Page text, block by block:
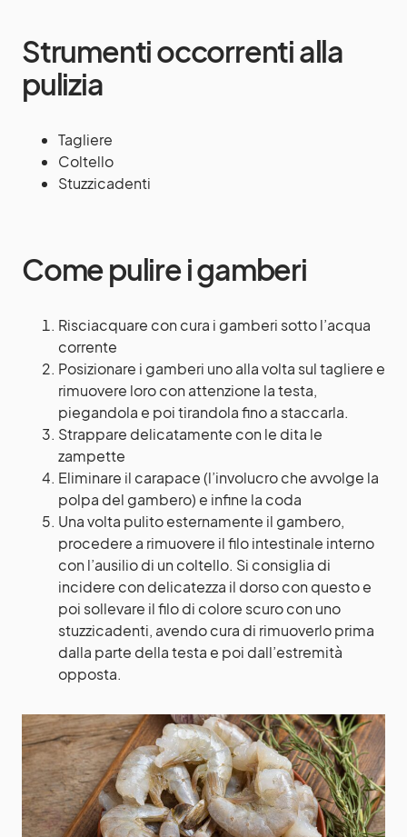
Strumenti occorrenti alla
pulizia
Tagliere
Coltello
Stuzzicadenti
Come pulire i gamberi
Risciacquare con cura i gamberi sotto l’acqua
corrente
Posizionare i gamberi uno alla volta sul tagliere e
rimuovere loro con attenzione la testa,
piegandola e poi tirandola fino a staccarla.
Strappare delicatamente con le dita le
zampette
Eliminare il carapace (l’involucro che avvolge la
polpa del gambero) e infine la coda
Una volta pulito esternamente il gambero,
procedere a rimuovere il filo intestinale interno
con l’ausilio di un coltello. Si consiglia di
incidere con delicatezza il dorso con questo e
poi sollevare il filo di colore scuro con uno
stuzzicadenti, avendo cura di rimuoverlo prima
dalla parte della testa e poi dall’estremità
opposta.